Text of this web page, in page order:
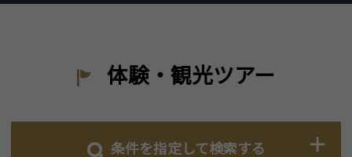
体験・観光ツアー
条件を指定して検索する